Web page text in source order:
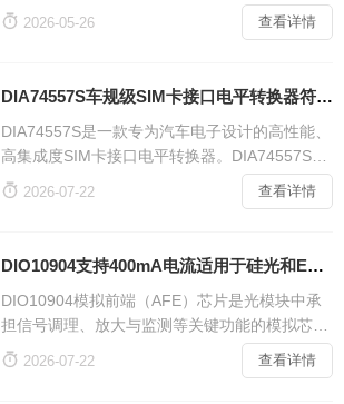
O融为一体，DIO8021支持宽电压输入、固定电
压输出、软启动与多重保护，为摄像头模组、智
的一站式电源解决方案，
查看详情
 2026-05-26
DIA74557S车规级SIM卡接口电平转换器符合AEC-Q100规范适用于车载T-Box
DIA74557S是一款专为汽车电子设计的高性能、
高集成度SIM卡接口电平转换器。DIA74557S完
美解决了智能网联车载应用中，低电压域的SOC
（如1 2V 1 8V）与标准SIM卡或eSIM（1 8V 3
QFN封装（1 8 x 1 4mm），适用于车载T-Box
和智能座舱等对空间、特别适用于车载T-Box和
智能座舱等对空间
查看详情
 2026-07-22
DIO10904支持400mA电流适用于硅光和EML调制器的模拟前端光模块
DIO10904模拟前端（AFE）芯片是光模块中承
担信号调理、放大与监测等关键功能的模拟芯
片，直接影响链路性能和功耗水平。在高速率传
输中，AFE芯片内部集成的多路ADC可以对激光
查看详情
 2026-07-22